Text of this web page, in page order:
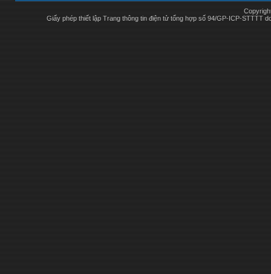
Giấy phép thiết lập Trang thông tin điện tử tổng hợp số 94/GP-ICP-STTTT